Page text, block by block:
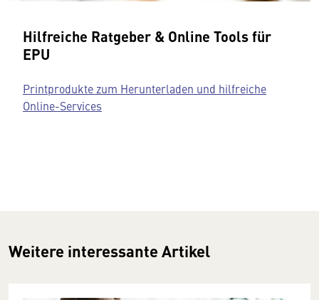
Hilfreiche Ratgeber & Online Tools für
EPU
Printprodukte zum Herunterladen und hilfreiche
Online-Services
Weitere interessante Artikel